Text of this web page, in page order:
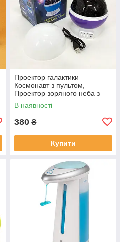
Проектор галактики
Космонавт з пультом,
Проектор зоряного неба з
пультом дистанційного
керування UH-91
В наявності
380 ₴
Купити